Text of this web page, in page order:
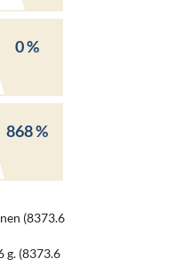
0 %
868 %
(8373.6
g. (8373.6